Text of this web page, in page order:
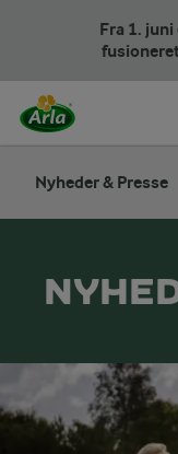
Fra 1. juni
Nyheder & Presse